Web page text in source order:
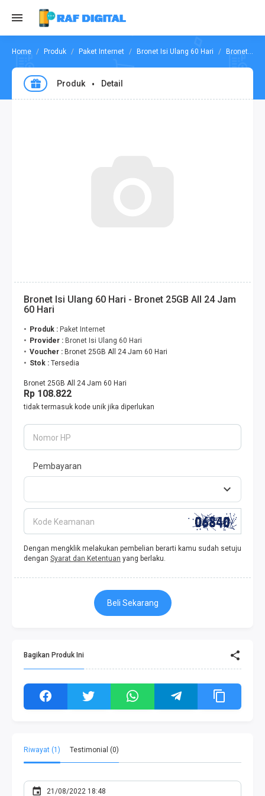
Produk Paket Internet Bronet Isi Ulang 60 Hari Bronet 25GB All 24 Jam 60 Hari
Produk Detail
Bronet Isi Ulang 60 Hari - Bronet 25GB All 24 Jam
60 Hari
Produk : Paket Internet
Provider : Bronet Isi Ulang 60 Hari
Voucher : Bronet 25GB All 24 Jam 60 Hari
Stok : Tersedia
Bronet 25GB All 24 Jam 60 Hari
Rp 108.822
tidak termasuk kode unik jika diperlukan
Nomor HP
Pembayaran
Kode Keamanan
Dengan mengklik melakukan pembelian berarti kamu sudah setuju
dengan Syarat dan Ketentuan yang berlaku.
Beli Sekarang
Bagikan Produk Ini
Riwayat (1) Testimonial (0)
21/08/2022 18:48